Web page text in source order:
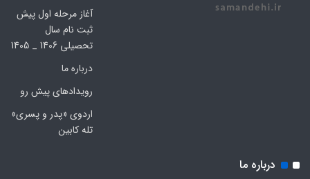
آغاز مرحله اول پیش
ثبت نام سال
تحصیلی 1406 _ 1405
درباره ما
رویدادهای پیش رو
اردوی «پدر و پسری»
تله کابین
درباره ما